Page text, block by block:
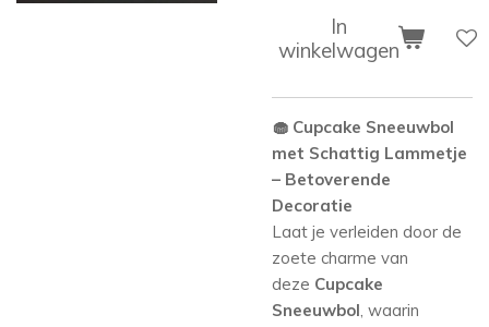
In
winkelwagen
🧁 Cupcake Sneeuwbol
met Schattig Lammetje
– Betoverende
Decoratie
Laat je verleiden door de
zoete charme van
deze Cupcake
Sneeuwbol, waarin